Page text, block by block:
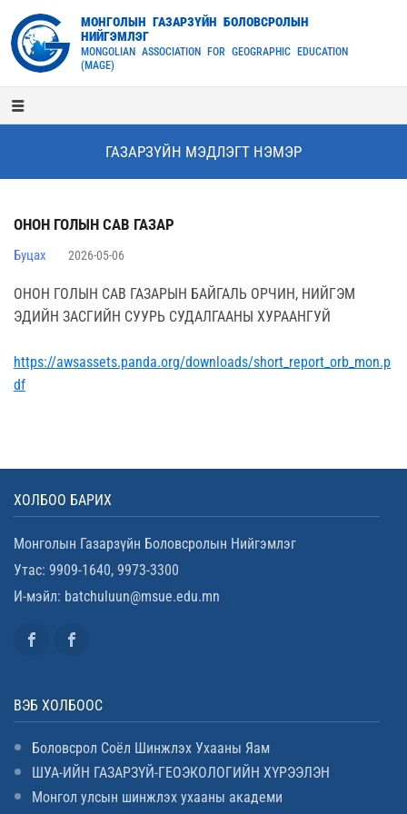
МОНГОЛЫН ГАЗАРЗҮЙН БОЛОВСРОЛЫН
НИЙГЭМЛЭГ
MONGOLIAN ASSOCIATION FOR GEOGRAPHIC EDUCATION
(MAGE)
ГАЗАРЗҮЙН МЭДЛЭГТ НЭМЭР
ОНОН ГОЛЫН САВ ГАЗАР
Буцах 2026-05-06
ОНОН ГОЛЫН САВ ГАЗАРЫН БАЙГАЛЬ ОРЧИН, НИЙГЭМ
ЭДИЙН ЗАСГИЙН СУУРЬ СУДАЛГААНЫ ХУРААНГУЙ
https://awsassets.panda.org/downloads/short_report_orb_mon.p
df
ХОЛБОО БАРИХ
Монголын Газарзүйн Боловсролын Нийгэмлэг
Утас: 9909-1640, 9973-3300
И-мэйл: batchuluun@msue.edu.mn
ВЭБ ХОЛБООС
Боловсрол Соёл Шинжлэх Ухааны Яам
ШУА-ИЙН ГАЗАРЗҮЙ-ГЕОЭКОЛОГИЙН ХҮРЭЭЛЭН
Монгол улсын шинжлэх ухааны академи